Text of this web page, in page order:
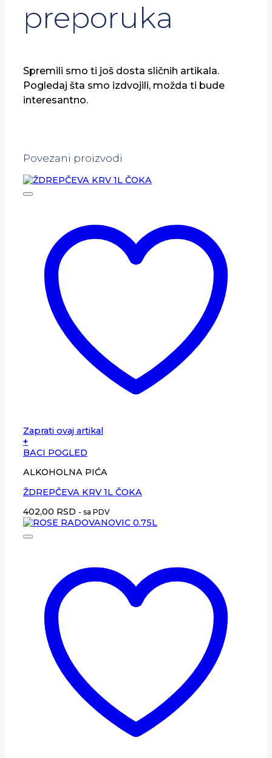
preporuka
Spremili smo ti još dosta sličnih artikala.
Pogledaj šta smo izdvojili, možda ti bude
interesantno.
Povezani proizvodi
Zaprati ovaj artikal
+
BACI POGLED
ALKOHOLNA PIĆA
ŽDREPČEVA KRV 1L ČOKA
402,00 RSD - sa PDV